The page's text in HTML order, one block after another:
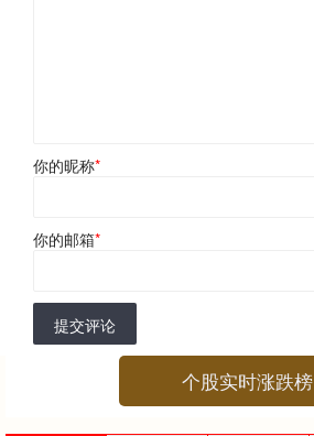
你的昵称*
你的邮箱*
提交评论
个股实时涨跌榜